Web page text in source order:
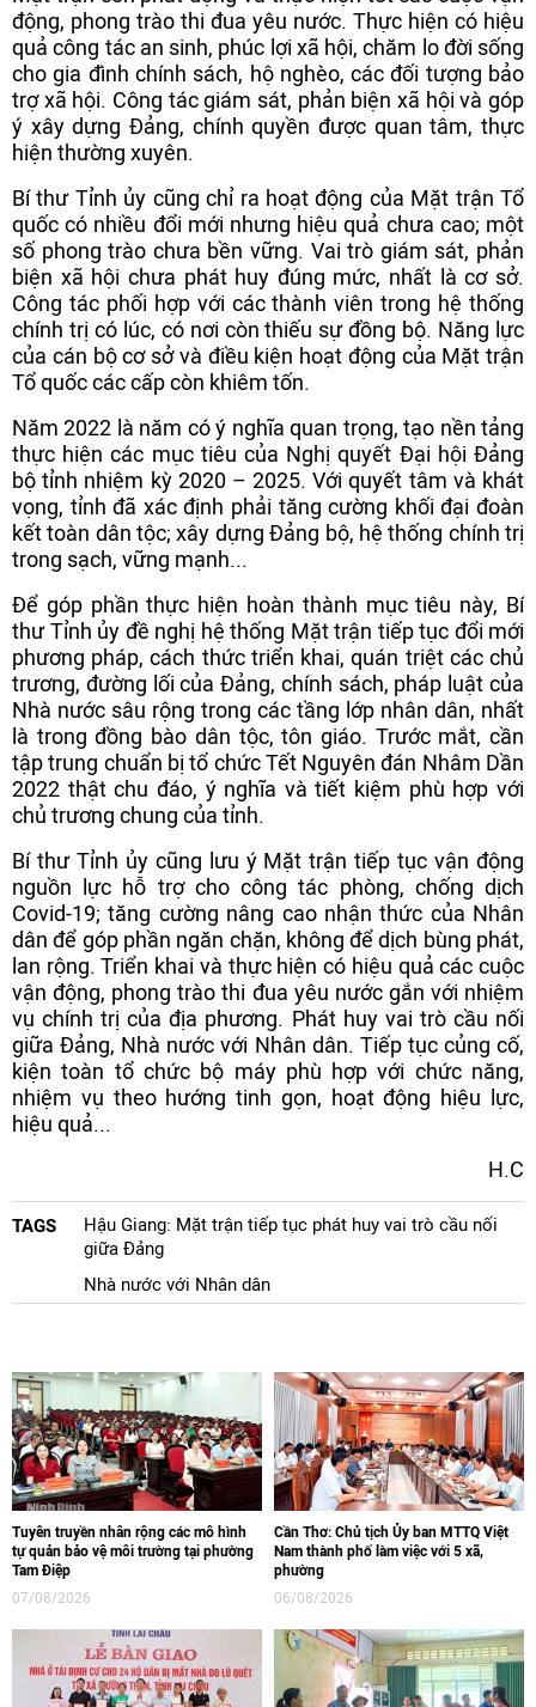
động, phong trào thi đua yêu nước. Thực hiện có hiệu
quả công tác an sinh, phúc lợi xã hội, chăm lo đời sống
cho gia đình chính sách, hộ nghèo, các đối tượng bảo
trợ xã hội. Công tác giám sát, phản biện xã hội và góp
ý xây dựng Đảng, chính quyền được quan tâm, thực
hiện thường xuyên.
Bí thư Tỉnh ủy cũng chỉ ra hoạt động của Mặt trận Tổ
quốc có nhiều đổi mới nhưng hiệu quả chưa cao; một
số phong trào chưa bền vững. Vai trò giám sát, phản
biện xã hội chưa phát huy đúng mức, nhất là cơ sở.
Công tác phối hợp với các thành viên trong hệ thống
chính trị có lúc, có nơi còn thiếu sự đồng bộ. Năng lực
của cán bộ cơ sở và điều kiện hoạt động của Mặt trận
Tổ quốc các cấp còn khiêm tốn.
Năm 2022 là năm có ý nghĩa quan trọng, tạo nền tảng
thực hiện các mục tiêu của Nghị quyết Đại hội Đảng
bộ tỉnh nhiệm kỳ 2020 – 2025. Với quyết tâm và khát
vọng, tỉnh đã xác định phải tăng cường khối đại đoàn
kết toàn dân tộc; xây dựng Đảng bộ, hệ thống chính trị
trong sạch, vững mạnh...
Để góp phần thực hiện hoàn thành mục tiêu này, Bí
thư Tỉnh ủy đề nghị hệ thống Mặt trận tiếp tục đổi mới
phương pháp, cách thức triển khai, quán triệt các chủ
trương, đường lối của Đảng, chính sách, pháp luật của
Nhà nước sâu rộng trong các tầng lớp nhân dân, nhất
là trong đồng bào dân tộc, tôn giáo. Trước mắt, cần
tập trung chuẩn bị tổ chức Tết Nguyên đán Nhâm Dần
2022 thật chu đáo, ý nghĩa và tiết kiệm phù hợp với
chủ trương chung của tỉnh.
Bí thư Tỉnh ủy cũng lưu ý Mặt trận tiếp tục vận động
nguồn lực hỗ trợ cho công tác phòng, chống dịch
Covid-19; tăng cường nâng cao nhận thức của Nhân
dân để góp phần ngăn chặn, không để dịch bùng phát,
lan rộng. Triển khai và thực hiện có hiệu quả các cuộc
vận động, phong trào thi đua yêu nước gắn với nhiệm
vụ chính trị của địa phương. Phát huy vai trò cầu nối
giữa Đảng, Nhà nước với Nhân dân. Tiếp tục củng cố,
kiện toàn tổ chức bộ máy phù hợp với chức năng,
nhiệm vụ theo hướng tinh gọn, hoạt động hiệu lực,
hiệu quả...
H.C
TAGS
Hậu Giang: Mặt trận tiếp tục phát huy vai trò cầu nối
giữa Đảng
Nhà nước với Nhân dân
Tuyên truyền nhân rộng các mô hình
tự quản bảo vệ môi trường tại phường
Tam Điệp
07/08/2026
Cần Thơ: Chủ tịch Ủy ban MTTQ Việt
Nam thành phố làm việc với 5 xã,
phường
06/08/2026